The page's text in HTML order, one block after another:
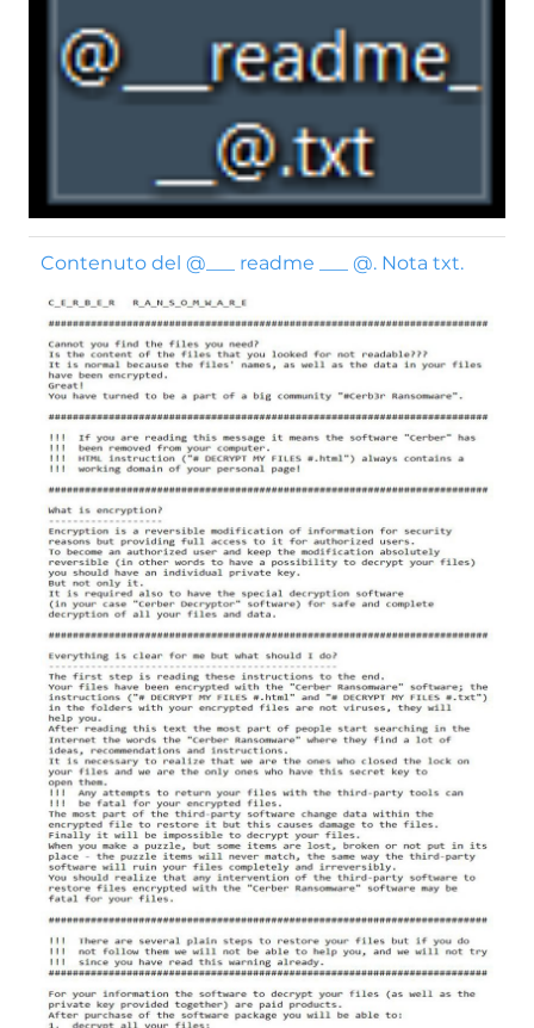
Contenuto del @___ readme ___ @. Nota txt.